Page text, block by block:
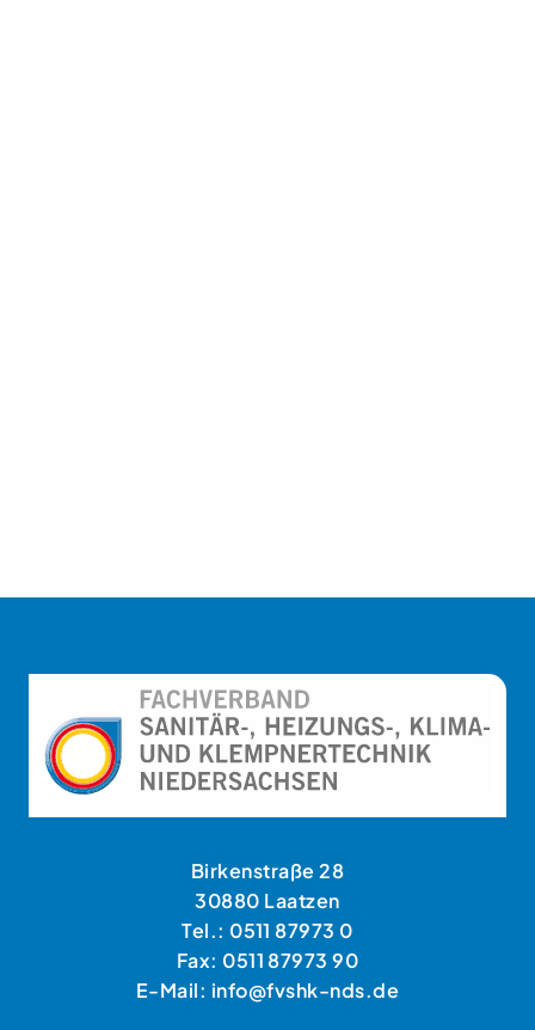
Birkenstraße 28
30880 Laatzen
Tel.: 0511 87973 0
Fax: 0511 87973 90
E-Mail: info@fvshk-nds.de